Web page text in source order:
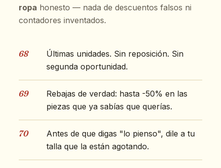
ropa honesto — nada de descuentos falsos ni
contadores inventados.
68
Últimas unidades. Sin reposición. Sin
segunda oportunidad.
69
Rebajas de verdad: hasta -50% en las
piezas que ya sabías que querías.
70
Antes de que digas "lo pienso", dile a tu
talla que la están agotando.